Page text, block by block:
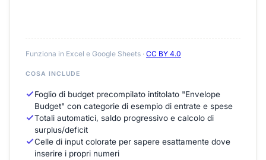
Funziona in Excel e Google Sheets · CC BY 4.0
COSA INCLUDE
Foglio di budget precompilato intitolato "Envelope
Budget" con categorie di esempio di entrate e spese
Totali automatici, saldo progressivo e calcolo di
surplus/deficit
Celle di input colorate per sapere esattamente dove
inserire i propri numeri